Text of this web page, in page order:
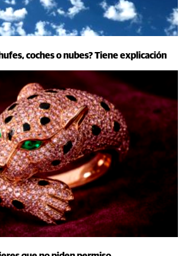
coches o nubes? Tiene explicación